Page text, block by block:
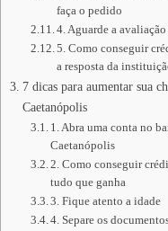
faça o pedido
4. Aguarde a
5. Como conseguir
a resposta da
7 dicas para aumentar sua
Caetanópolis
1. Abra uma conta no
Caetanópolis
2. Como conseguir
tudo que ganha
3. Fique atento a idade
4. Separe os